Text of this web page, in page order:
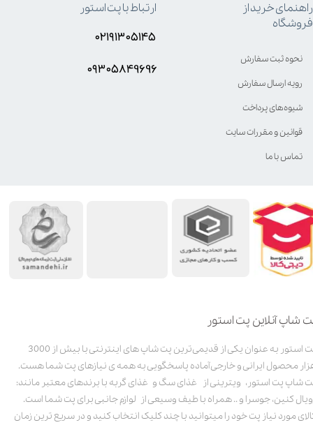
شاپ آنلاین پت استور
پت استور به عنوان یکی از قدیمی‌ترین پت شاپ های اینترنتی با بیش از 3000
محصول ایرانی و خارجی آماده پاسخگویی به همه ی نیازهای پت شما هست.
شاپ پت استور، ویترینی از غذای سگ و غذای گربه با برندهای معتبر مانند:
کنین، جوسرا و .. همراه با طیف وسیعی از لوازم جانبی برای پت شما است.
مورد نیاز پت خود را میتوانید با چند کلیک انتخاب کنید و در سریع ترین زمان
راهنمای خرید از
فروشگاه
نحوه ثبت سفارش
رویه ارسال سفارش
شیوه‌های پرداخت
قوانین و مقررات سایت
تماس با ما
ارتباط با پت استور
۰۲۱۹۱۳۰۵۱۴۵
۰۹۳۰۵8۴9696